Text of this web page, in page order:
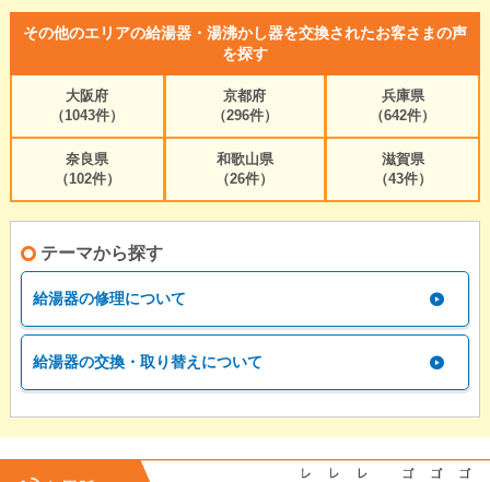
その他のエリアの給湯器・湯沸かし器を交換されたお客さまの声
を探す
大阪府
（1043件）
京都府
（296件）
兵庫県
（642件）
奈良県
（102件）
和歌山県
（26件）
滋賀県
（43件）
テーマから探す
給湯器の修理について
給湯器の交換・取り替えについて